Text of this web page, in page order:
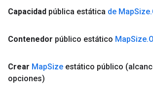
Capacidad pública estática de MapSize.
Contenedor público estático MapSize.
Crear MapSize estático público
opciones)